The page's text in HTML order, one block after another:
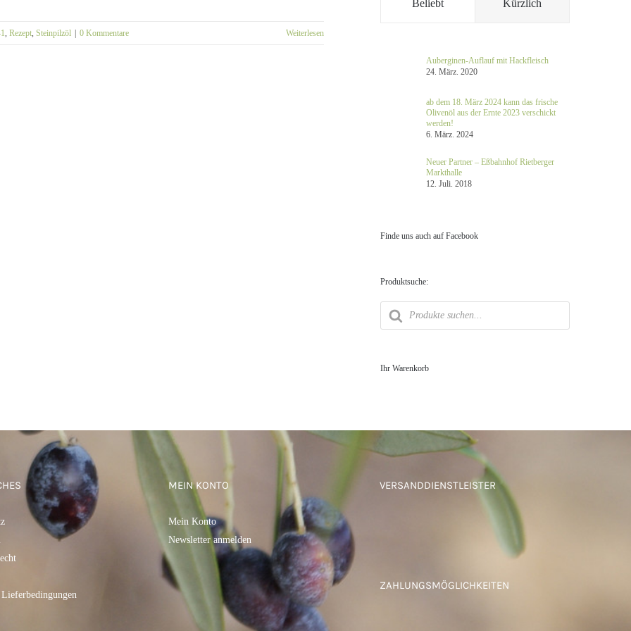
Rezept Steinpilzöl | 0 Kommentare Weiterlesen
Beliebt Kürzlich
Auberginen-Auflauf mit Hackfleisch
24. März. 2020
ab dem 18. März 2024 kann das frische
Olivenöl aus der Ernte 2023 verschickt
werden!
6. März. 2024
Neuer Partner – Eßbahnhof Rietberger
Markthalle
12. Juli. 2018
Finde uns auch auf Facebook
Produktsuche:
Products
search
Ihr Warenkorb
MEIN KONTO
Mein Konto
Newsletter anmelden
VERSANDDIENSTLEISTER
ZAHLUNGSMÖGLICHKEITEN